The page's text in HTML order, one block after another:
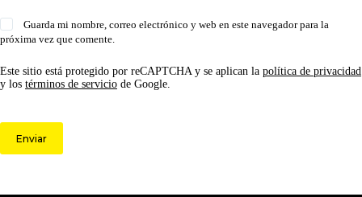
Guarda mi nombre, correo electrónico y web en este navegador para la
próxima vez que comente.
Este sitio está protegido por reCAPTCHA y se aplican la política de privacidad
y los términos de servicio de Google.
Enviar